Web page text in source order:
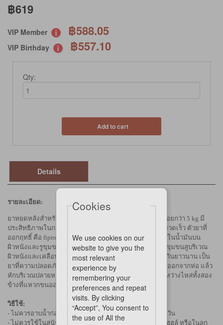
฿619
VIP Member ฿588.05
VIP Birthday ฿557.10
Qty:
Add to cart
Details
รายละเอียด:
ยาหยดหลังสำหรับสุนัขโดยเฉพาะ สำหรับสุนัขที่น้ำหนักน้อยกว่า 5 kg มี
ประสิทธิภาพในการกำจัดเห็บ ไข่หมัด และหมัด ออกฤทธิ์รวดเร็ว ตัวยาที่
ออกฤทธิ์ คือ fipronil และ (s)-methoprene ตัวยาจะสะสมอยู่ในน้ำมันบน
ผิวหนังและรูขุมขน จากนั้นจะค่อยๆ ถูกปล่อยออกมาจากรูขุมขนสูบริเวณ
ผิวหนังและเคลือบที่ขนจึงทำให้มีประสิทธิภาพในการป้องกันยาวนาน เป็น
ยาที่ความปลอดภัยค่อนข้างสูงและใช้สะดวกค่ะ เพียงแกะออกจากห่อ แล้ว
หักบริเวณปลายหลอด แล้วบีบน้ำยาลงไปบริเวณผิวหนังระหว่างไหล่ทั้งสอง
ข้างที่แหวกขนออก
วิธีใช้:
- ไม่ควรอาบน้ำก่อนและหลังใช้ frontline plus อย่างน้อย 2 วัน
- ไม่ควรใช้ในสุนัขป่วยหรืออ่อนแอ หรือสุนัขไวต่อเเอลกอฮฮล์ หรือในลูก
Cookies
We use cookies on our
website to give you the
most relevant
experience by
remembering your
preferences and repeat
visits. By clicking
“Accept”, You consent to
the use of All the